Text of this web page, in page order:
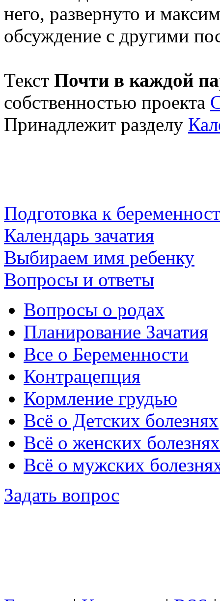
него, развернуто и
обсуждение с другими
Текст Почти в каждой
собственностью проекта
Принадлежит разделу
Подготовка к
Календарь зачатия
Выбираем имя ребенку
Вопросы и ответы
Вопросы о родах
Планирование Зачатия
Все о Беременности
Контрацепция
Кормление грудью
Всё о Детских болезнях
Всё о женских болезнях
Всё о мужских
Задать вопрос